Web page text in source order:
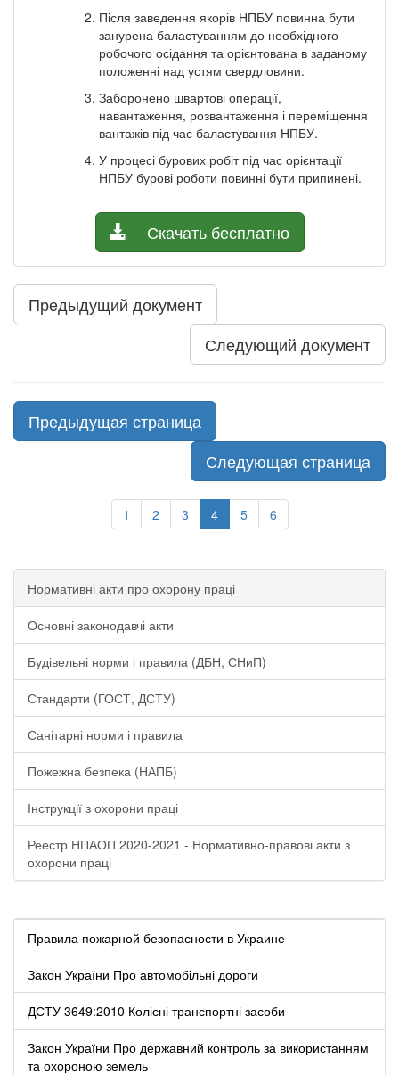
Після заведення якорів НПБУ повинна бути
занурена баластуванням до необхідного
робочого осідання та орієнтована в заданому
положенні над устям свердловини.
Заборонено швартові операції,
навантаження, розвантаження і переміщення
вантажів під час баластування НПБУ.
У процесі бурових робіт під час орієнтації
НПБУ бурові роботи повинні бути припинені.
Скачать бесплатно
Предыдущий документ
Следующий документ
Предыдущая страница
Следующая страница
1 2 3 4 5 6
Нормативні акти про охорону праці
Основні законодавчі акти
Будівельні норми і правила (ДБН, СНиП)
Стандарти (ГОСТ, ДСТУ)
Санітарні норми і правила
Пожежна безпека (НАПБ)
Інструкції з охорони праці
Реестр НПАОП 2020-2021 - Нормативно-правові акти з
охорони праці
Правила пожарной безопасности в Украине
Закон України Про автомобільні дороги
ДСТУ 3649:2010 Колісні транспортні засоби
Закон України Про державний контроль за використанням
та охороною земель